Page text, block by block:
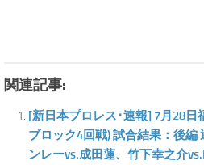
関連記事:
[新日本プロレス･速報] 7月28日
ブロック4回戦) 試合結果：後編
ンレーvs.成田蓮、竹下幸之介